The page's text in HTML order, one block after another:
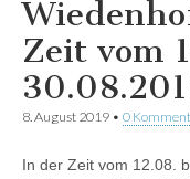
Zeit vom
8. August 2019 • 0
In der Zeit vom 12.08.